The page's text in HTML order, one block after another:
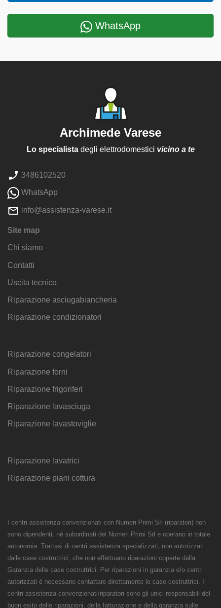
WhatsApp
Archimede Varese
Lo specialistadegli elettrodomestici vicino a te
3486102520
WhatsApp
info@assistenza-varese.it
Site map
Chi siamo
Contatti
Uscita tecnico
Riparazione asciugabiancheria
Riparazione condizionatori
Riparazione congelatori
Riparazione forni
Riparazione frigoriferi
Riparazione lavasciuga
Riparazione lavastoviglie
Riparazione lavatrici
Riparazione piani cottura
I centri assistenza convenzionati con Numeri Primi Srl (riparatori) non
sono dipendenti, né subordinati del Numeri Primi Srl e operano in totale
autonomia. Trattasi di centri assistenza specializzati, non autorizzati
dalle case costruttrici, che non effettuano riparazioni coperte dalla
Garanzia delle case costruttrici. Per riparazioni in garanzia e/o centri
autorizzati è necessario contattare direttamente le case costruttrici. I
centri assistenza convenzionati/riparatori sono gli unici responsabili del
buon esito delle riparazioni, della fatturazione e della garanzia sulle